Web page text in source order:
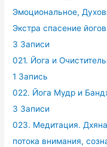
Эмоциональное,
Экстра спасение
3 Записи
021. Йога и
1 Запись
022. Йога Мудр и
3 Записи
023. Медитация.
потока внимания,